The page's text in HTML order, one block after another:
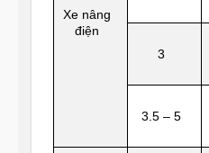
Xe nâng
điện
3
3.5 – 5